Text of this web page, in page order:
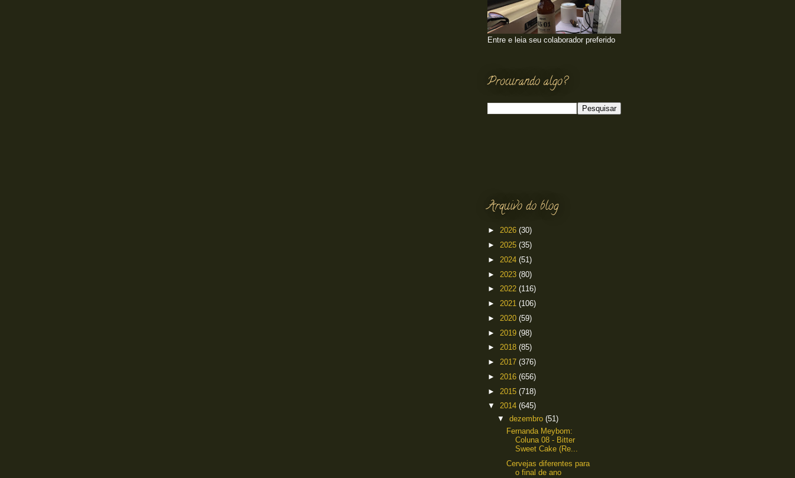
Entre e leia seu colaborador preferido
Procurando algo?
Arquivo do blog
► 2026 (30)
► 2025 (35)
► 2024 (51)
► 2023 (80)
► 2022 (116)
► 2021 (106)
► 2020 (59)
► 2019 (98)
► 2018 (85)
► 2017 (376)
► 2016 (656)
► 2015 (718)
▼ 2014 (645)
▼ dezembro (51)
Fernanda Meybom:
Coluna 08 - Bitter
Sweet Cake (Re...
Cervejas diferentes para
o final de ano